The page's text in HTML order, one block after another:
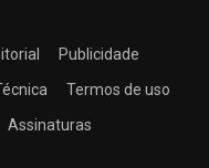
Publicidade
Termos de uso
Assinaturas